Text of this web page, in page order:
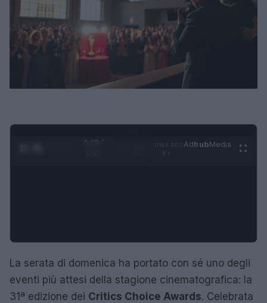
0:29 /
AdhubMedia
La serata di domenica ha portato con sé uno degli
eventi più attesi della stagione cinematografica: la
31ª edizione dei Critics Choice Awards. Celebrata